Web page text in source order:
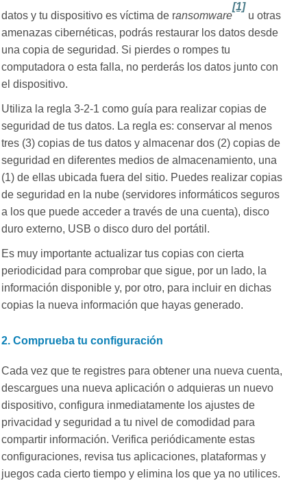
datos y tu dispositivo es víctima de ransomware
[1]
u otras
amenazas cibernéticas, podrás restaurar los datos desde
una copia de seguridad. Si pierdes o rompes tu
computadora o esta falla, no perderás los datos junto con
el dispositivo.
Utiliza la regla 3-2-1 como guía para realizar copias de
seguridad de tus datos. La regla es: conservar al menos
tres (3) copias de tus datos y almacenar dos (2) copias de
seguridad en diferentes medios de almacenamiento, una
(1) de ellas ubicada fuera del sitio. Puedes realizar copias
de seguridad en la nube (servidores informáticos seguros
a los que puede acceder a través de una cuenta), disco
duro externo, USB o disco duro del portátil.
Es muy importante actualizar tus copias con cierta
periodicidad para comprobar que sigue, por un lado, la
información disponible y, por otro, para incluir en dichas
copias la nueva información que hayas generado.
2. Comprueba tu configuración
Cada vez que te registres para obtener una nueva cuenta,
descargues una nueva aplicación o adquieras un nuevo
dispositivo, configura inmediatamente los ajustes de
privacidad y seguridad a tu nivel de comodidad para
compartir información. Verifica periódicamente estas
configuraciones, revisa tus aplicaciones, plataformas y
juegos cada cierto tiempo y elimina los que ya no utilices.